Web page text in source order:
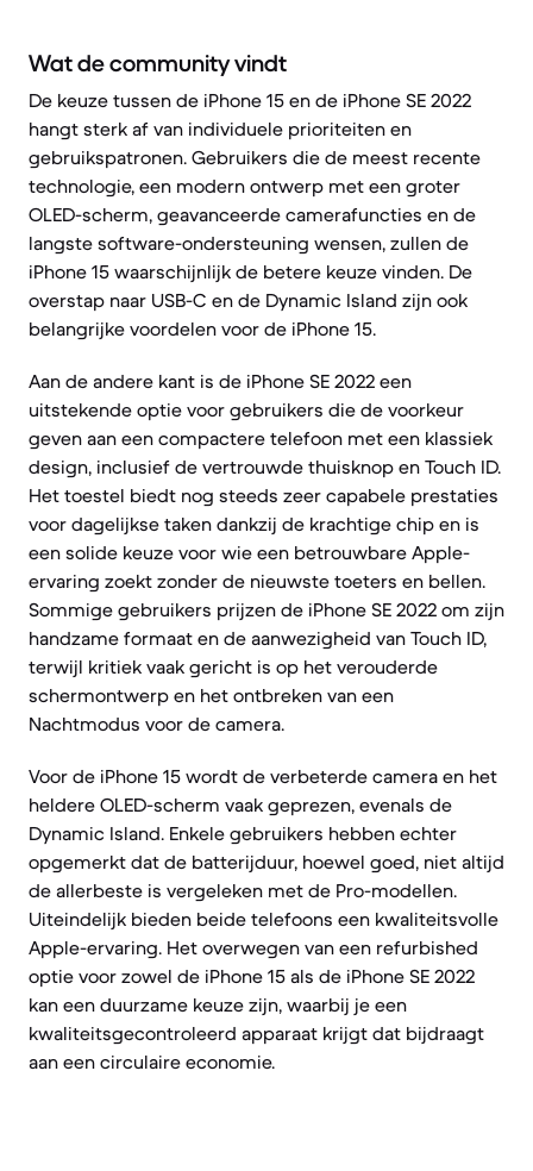
Wat de community vindt
De keuze tussen de iPhone 15 en de iPhone SE 2022
hangt sterk af van individuele prioriteiten en
gebruikspatronen. Gebruikers die de meest recente
technologie, een modern ontwerp met een groter
OLED-scherm, geavanceerde camerafuncties en de
langste software-ondersteuning wensen, zullen de
iPhone 15 waarschijnlijk de betere keuze vinden. De
overstap naar USB-C en de Dynamic Island zijn ook
belangrijke voordelen voor de iPhone 15.
Aan de andere kant is de iPhone SE 2022 een
uitstekende optie voor gebruikers die de voorkeur
geven aan een compactere telefoon met een klassiek
design, inclusief de vertrouwde thuisknop en Touch ID.
Het toestel biedt nog steeds zeer capabele prestaties
voor dagelijkse taken dankzij de krachtige chip en is
een solide keuze voor wie een betrouwbare Apple-
ervaring zoekt zonder de nieuwste toeters en bellen.
Sommige gebruikers prijzen de iPhone SE 2022 om zijn
handzame formaat en de aanwezigheid van Touch ID,
terwijl kritiek vaak gericht is op het verouderde
schermontwerp en het ontbreken van een
Nachtmodus voor de camera.
Voor de iPhone 15 wordt de verbeterde camera en het
heldere OLED-scherm vaak geprezen, evenals de
Dynamic Island. Enkele gebruikers hebben echter
opgemerkt dat de batterijduur, hoewel goed, niet altijd
de allerbeste is vergeleken met de Pro-modellen.
Uiteindelijk bieden beide telefoons een kwaliteitsvolle
Apple-ervaring. Het overwegen van een refurbished
optie voor zowel de iPhone 15 als de iPhone SE 2022
kan een duurzame keuze zijn, waarbij je een
kwaliteitsgecontroleerd apparaat krijgt dat bijdraagt
aan een circulaire economie.